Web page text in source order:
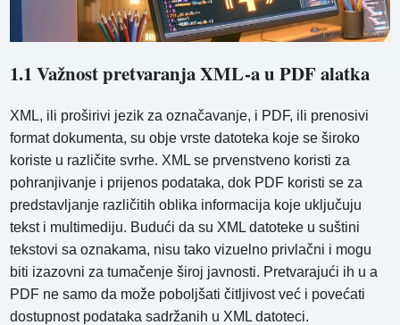
1.1 Važnost pretvaranja XML-a u PDF alatka
XML, ili proširivi jezik za označavanje, i PDF, ili prenosivi
format dokumenta, su obje vrste datoteka koje se široko
koriste u različite svrhe. XML se prvenstveno koristi za
pohranjivanje i prijenos podataka, dok PDF koristi se za
predstavljanje različitih oblika informacija koje uključuju
tekst i multimediju. Budući da su XML datoteke u suštini
tekstovi sa oznakama, nisu tako vizuelno privlačni i mogu
biti izazovni za tumačenje široj javnosti. Pretvarajući ih u a
PDF ne samo da može poboljšati čitljivost već i povećati
dostupnost podataka sadržanih u XML datoteci.